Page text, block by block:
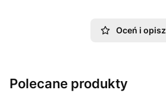
Oceń i opisz
Polecane produkty